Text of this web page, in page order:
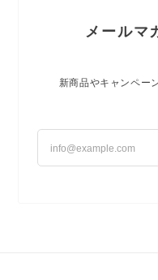
メールマ
新商品やキャンペー